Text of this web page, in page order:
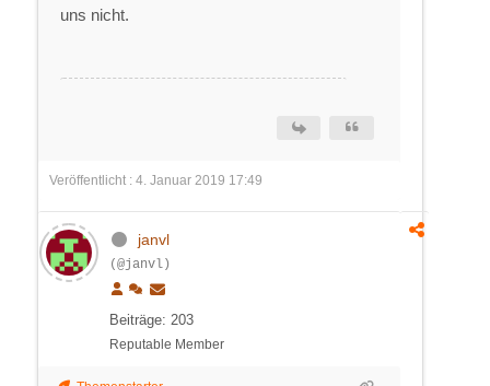
uns nicht.
Veröffentlicht : 4. Januar 2019 17:49
janvl
(@janvl)
Beiträge: 203
Reputable Member